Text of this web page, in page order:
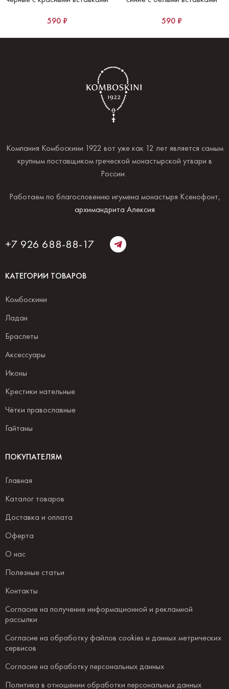
590 ₽
590 ₽
Компания Комбоскини 1922 вот уже как 12 лет является самым
крупным поставщиком греческой монастырской утвари в
России.
Работаем по благословению игумена монастыря Ксенофонт,
архимандрита Алексия
+7 926 688-88-17
КАТЕГОРИИ ТОВАРОВ
Комбоскини
Ладан
Браслеты
Аксессуары
Иконы
Крестики нательные
Чётки православные
Гайтаны
ПОКУПАТЕЛЯМ
Главная
Каталог товаров
Доставка и оплата
Оферта
О нас
Полезные статьи
Контакты
Согласие на получение информационной и рекламной
рассылки
Согласие на обработку файлов cookies и данных метрических
сервисов
Согласие на обработку персональных данных
Политика в отношении обработки персональных данных